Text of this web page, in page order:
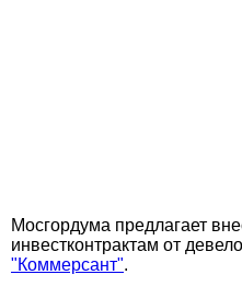
Мосгордума предлагает
инвестконтрактам от
"Коммерсант".